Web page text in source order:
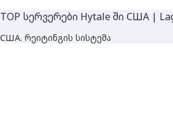
TOP სერვერები Hytale ში США |
США. რეიტინგის სისტემა